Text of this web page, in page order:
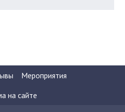
Мероприятия
на сайте